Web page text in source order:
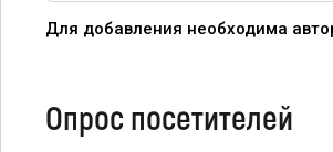
Для добавления необходима
Опрос посетителей